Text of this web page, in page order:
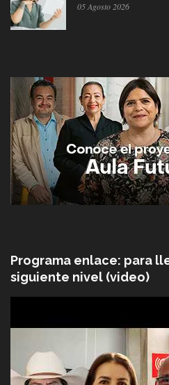
05 Agosto 2026
Programa enlace: para
siguiente nivel (video)